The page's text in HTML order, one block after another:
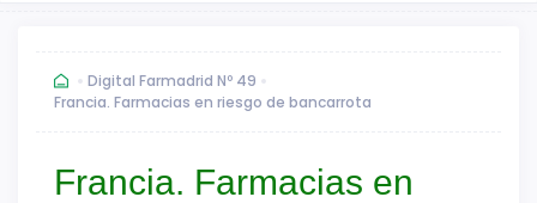
Digital Farmadrid Nº 49
Francia. Farmacias en riesgo de bancarrota
Francia. Farmacias en